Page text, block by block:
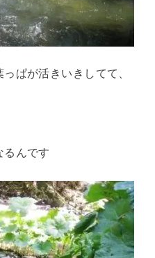
ぱが活きいきしてて、
るんです